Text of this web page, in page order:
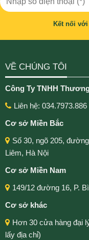
Kết nối
VỀ CHÚNG TÔI
Công Ty TNHH
Liên hệ: 034.7973.886
Cơ sở Miền Bắc
Số 30, ngõ 205,
Liêm, Hà Nội
Cơ sở Miền Nam
149/12 đường 16, P.
Cơ sở khác
Hơn 30 cửa hàng đại
lấy địa chỉ)